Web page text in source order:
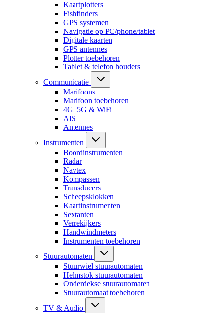
Kaartplotters
Fishfinders
GPS systemen
Navigatie op PC/phone/tablet
Digitale kaarten
GPS antennes
Plotter toebehoren
Tablet & telefon houders
Communicatie
Marifoons
Marifoon toebehoren
4G, 5G & WiFi
AIS
Antennes
Instrumenten
Boordinstrumenten
Radar
Navtex
Kompassen
Transducers
Scheepsklokken
Kaartinstrumenten
Sextanten
Verrekijkers
Handwindmeters
Instrumenten toebehoren
Stuurautomaten
Stuurwiel stuurautomaten
Helmstok stuurautomaten
Onderdekse stuurautomaten
Stuurautomaat toebehoren
TV & Audio